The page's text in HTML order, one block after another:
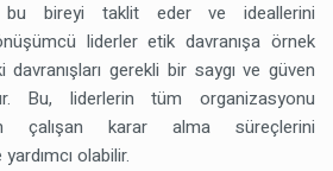
bu bireyi taklit eder ve ideallerini
liderler etik davranışa örnek
gerekli bir saygı ve güven
Bu, liderlerin tüm organizasyonu
çalışan karar alma süreçlerini
olabilir.